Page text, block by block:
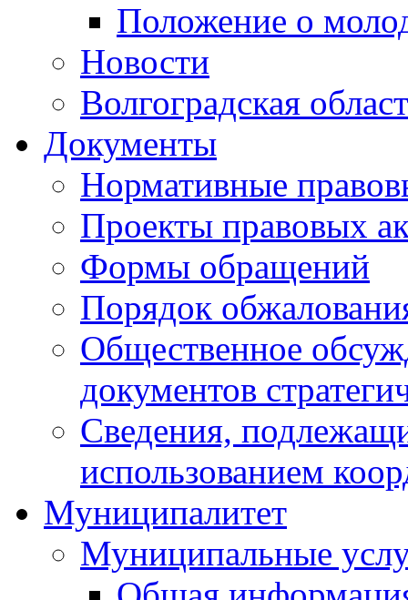
Положение о
Новости
Волгоградская
Документы
Нормативные
Проекты правовых
Формы обращений
Порядок
Общественное
документов
Сведения,
использованием
Муниципалитет
Муниципальные